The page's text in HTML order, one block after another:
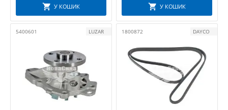
У КОШИК У КОШИК
5400601 LUZAR 1800872 DAYCO